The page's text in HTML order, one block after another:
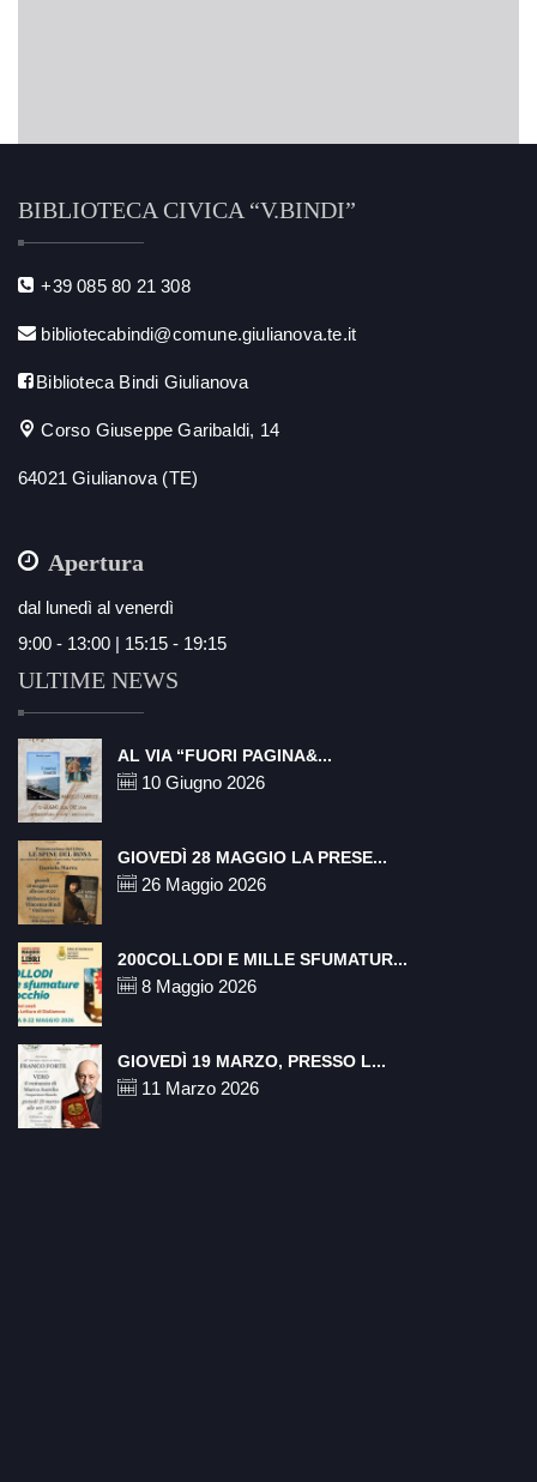
BIBLIOTECA CIVICA “V.BINDI”
+39 085 80 21 308
bibliotecabindi@comune.giulianova.te.it
Biblioteca Bindi Giulianova
Corso Giuseppe Garibaldi, 14
64021 Giulianova (TE)
Apertura
dal lunedì al venerdì
9:00 - 13:00 | 15:15 - 19:15
ULTIME NEWS
AL VIA “FUORI PAGINA&...
10 Giugno 2026
GIOVEDÌ 28 MAGGIO LA PRESE...
26 Maggio 2026
200COLLODI E MILLE SFUMATUR...
8 Maggio 2026
GIOVEDÌ 19 MARZO, PRESSO L...
11 Marzo 2026